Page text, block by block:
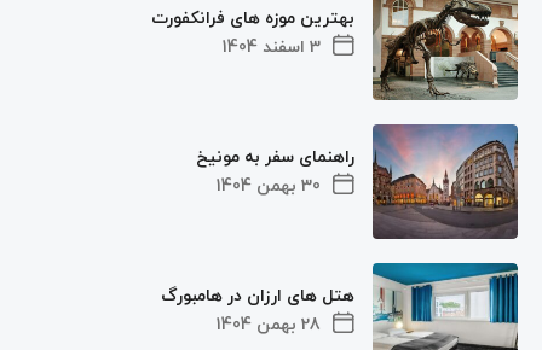
3 اسفند 1404
بهترین موزه های فرانکفورت
30 بهمن 1404
راهنمای سفر به مونیخ
28 بهمن 1404
هتل های ارزان در هامبورگ